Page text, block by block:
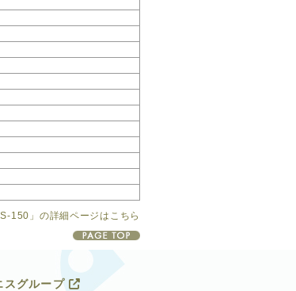
150」の詳細ページはこちら
スグループ